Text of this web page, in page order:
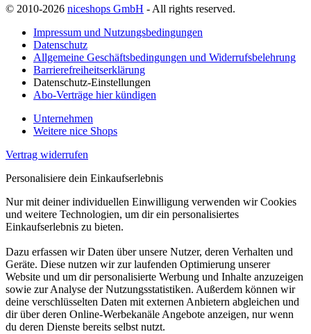
© 2010-2026 niceshops GmbH - All rights reserved.
Impressum und Nutzungsbedingungen
Datenschutz
Allgemeine Geschäftsbedingungen und Widerrufsbelehrung
Barrierefreiheitserklärung
Datenschutz-Einstellungen
Abo-Verträge hier kündigen
Unternehmen
Weitere nice Shops
Vertrag widerrufen
Personalisiere dein Einkaufserlebnis
Nur mit deiner individuellen Einwilligung verwenden wir Cookies
und weitere Technologien, um dir ein personalisiertes
Einkaufserlebnis zu bieten.
Dazu erfassen wir Daten über unsere Nutzer, deren Verhalten und
Geräte. Diese nutzen wir zur laufenden Optimierung unserer
Website und um dir personalisierte Werbung und Inhalte anzuzeigen
sowie zur Analyse der Nutzungsstatistiken. Außerdem können wir
deine verschlüsselten Daten mit externen Anbietern abgleichen und
dir über deren Online-Werbekanäle Angebote anzeigen, nur wenn
du deren Dienste bereits selbst nutzt.